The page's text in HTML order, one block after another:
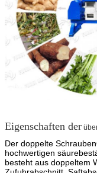
Eigenschaften der
Der doppelte
hochwertigen
besteht aus doppeltem